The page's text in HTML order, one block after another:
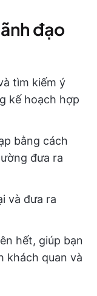
đạo
tìm kiếm ý
kế hoạch hợp
bằng cách
đưa ra
và đưa ra
hết, giúp bạn
khách quan và